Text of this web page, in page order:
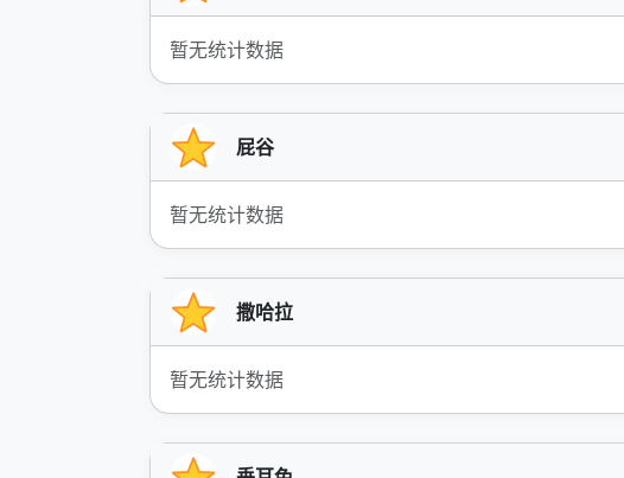
暂无统计数据
屁谷
暂无统计数据
撒哈拉
暂无统计数据